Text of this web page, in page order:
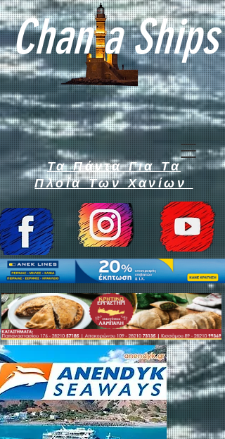
Chan a Ships
Τα Πάντα Για Τα
Πλοία Των Χανίων